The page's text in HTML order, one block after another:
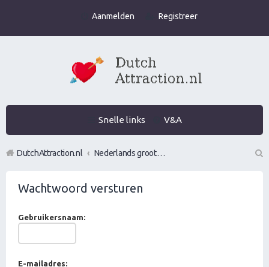
Aanmelden Registreer
Snelle links V&A
DutchAttraction.nl
Nederlands grootste Dutch Attraction, Lifestyle, Vrouwen versieren en Pick-Up (PUA) Forum
Wachtwoord versturen
Gebruikersnaam:
E-mailadres: